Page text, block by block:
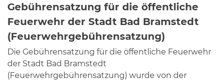
Gebührensatzung für die öffentliche
Feuerwehr der Stadt Bad Bramstedt
(Feuerwehrgebührensatzung)
Die Gebührensatzung für die öffentliche Feuerwehr
der Stadt Bad Bramstedt
(Feuerwehrgebührensatzung) wurde von der